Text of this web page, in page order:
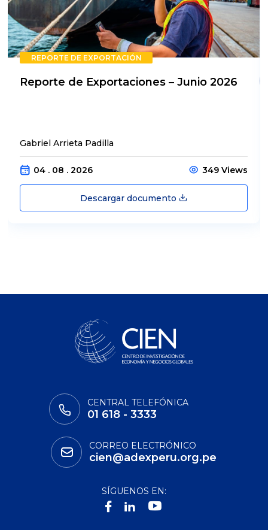
REPORTE DE EXPORTACIÓN
Reporte de Exportaciones – Junio 2026
Gabriel Arrieta Padilla
04 . 08 . 2026 349 Views
Descargar documento
CENTRAL TELEFÓNICA
01 618 - 3333
CORREO ELECTRÓNICO
cien@adexperu.org.pe
SÍGUENOS EN: